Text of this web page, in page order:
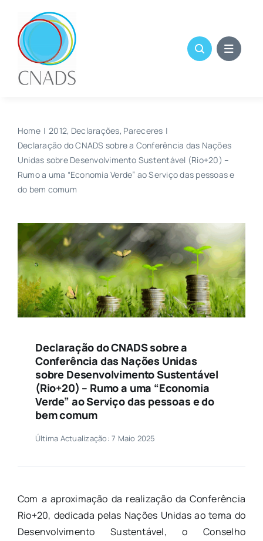
content
Home 2012 Declarações Pareceres
Declaração do CNADS sobre a Conferência das Nações
Unidas sobre Desenvolvimento Sustentável (Rio+20) –
Rumo a uma “Economia Verde” ao Serviço das pessoas e
do bem comum
Declaração do CNADS sobre a
Conferência das Nações Unidas
sobre Desenvolvimento Sustentável
(Rio+20) – Rumo a uma “Economia
Verde” ao Serviço das pessoas e do
bem comum
Última Actualização: 7 Maio 2025
Com a aproximação da realização da Conferência
Rio+20, dedicada pelas Nações Unidas ao tema do
Desenvolvimento Sustentável, o Conselho